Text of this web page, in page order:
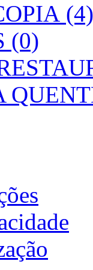
(4)
(0)